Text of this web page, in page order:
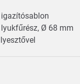
Ø 68 mm